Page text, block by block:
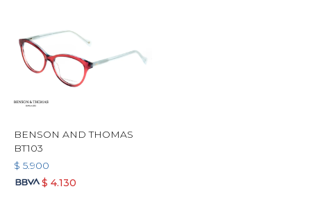
BENSON AND THOMAS
BT103
$ 5.900
$ 4.130